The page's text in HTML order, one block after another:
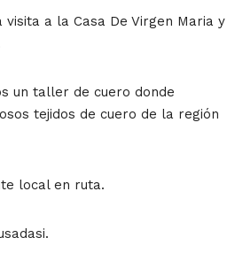
visita a la Casa De Virgen Maria y
un taller de cuero donde
tejidos de cuero de la región
local en ruta.